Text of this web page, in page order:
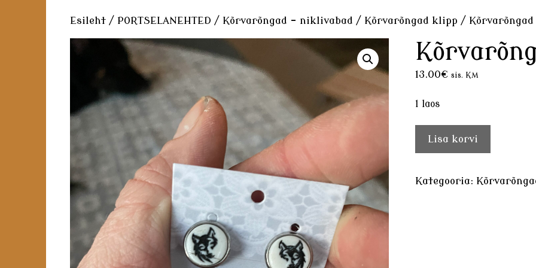
Esileht / PORTSELANEHTED / Kõrvarõngad - niklivabad / Kõrvarõngad klipp / Kõrvarõngad
13.00€ sis. KM
1 laos
Kõrvarõngad
Lisa korvi
Kategooria: